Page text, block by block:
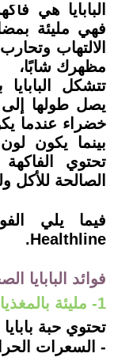
البابايا هي
فهي مليئة
الالتهاب
مظهرك شابًا،
تتشكل
خضراء عندما
بينما يكون
تحتوي
الصالحة للأكل
فيما يلي
Healthline.
فوائد البابايا
1- مليئة بالمغذيات الصحية:
تحتوي حبة بابايا صغيرة
- السعرات